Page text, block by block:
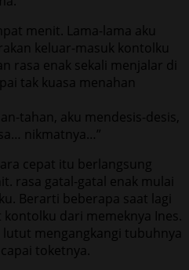
menit. Lama-lama aku
keluar-masuk kontolku
rasa enak sekali menjalar di
tak kuasa menahan
tahan, aku mendesis-desis,
nikmatnya…”
cepat itu berlangsung
rasa gatal-gatal enak mulai
Berarti beberapa saat lagi
dari memeknya Ines.
mengangkangi tubuhnya
toketnya.